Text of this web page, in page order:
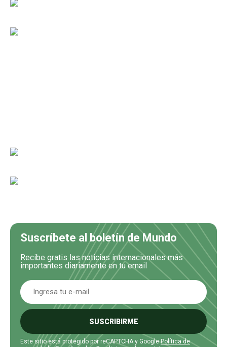
Suscríbete al boletín de Mundo
Recibe gratis las noticias internacionales más
importantes diariamente en tu email
SUSCRIBIRME
Este sitio está protegido por reCAPTCHA y GooglePolítica de